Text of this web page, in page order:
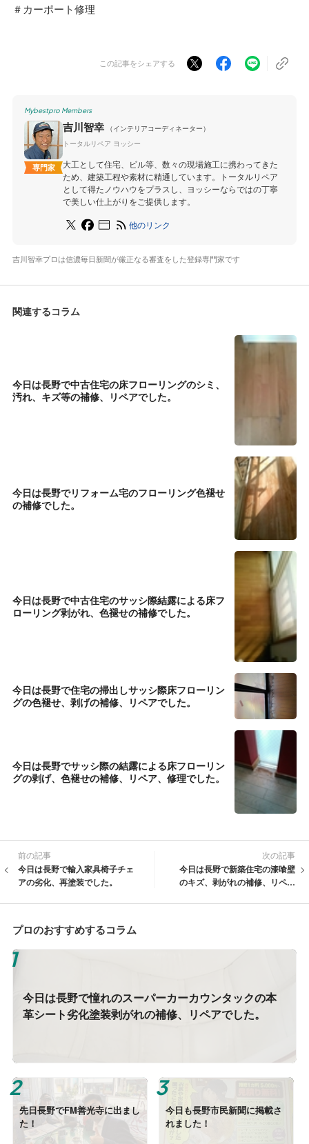
＃カーポート修理
この記事をシェアする
Mybestpro Members
専門家
吉川智幸
（インテリアコーディネーター）
トータルリペア ヨッシー
大工として住宅、ビル等、数々の現場施工に携わってきた
ため、建築工程や素材に精通しています。トータルリペア
として得たノウハウをプラスし、ヨッシーならではの丁寧
で美しい仕上がりをご提供します。
他のリンク
吉川智幸プロは信濃毎日新聞が厳正なる審査をした登録専門家です
関連するコラム
今日は長野で中古住宅の床フローリングのシミ、
汚れ、キズ等の補修、リペアでした。
今日は長野でリフォーム宅のフローリング色褪せ
の補修でした。
今日は長野で中古住宅のサッシ際結露による床フ
ローリング剥がれ、色褪せの補修でした。
今日は長野で住宅の掃出しサッシ際床フローリン
グの色褪せ、剥げの補修、リペアでした。
今日は長野でサッシ際の結露による床フローリン
グの剥げ、色褪せの補修、リペア、修理でした。
前の記事
今日は長野で輸入家具椅子チェ
アの劣化、再塗装でした。
次の記事
今日は長野で新築住宅の漆喰壁
のキズ、剥がれの補修、リペア
プロのおすすめするコラム
今日は長野で憧れのスーパーカーカウンタックの本
革シート劣化塗装剥がれの補修、リペアでした。
先日長野でFM善光寺に出まし
た！
今日も長野市民新聞に掲載さ
れました！